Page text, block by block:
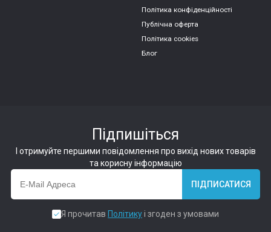
Політика конфіденційності
Публічна оферта
Політика cookies
Блог
Підпишіться
І отримуйте першими повідомлення про вихід нових товарів
та корисну інформацію
ПІДПИСАТИСЯ
Я прочитав Політикуі згоден з умовами